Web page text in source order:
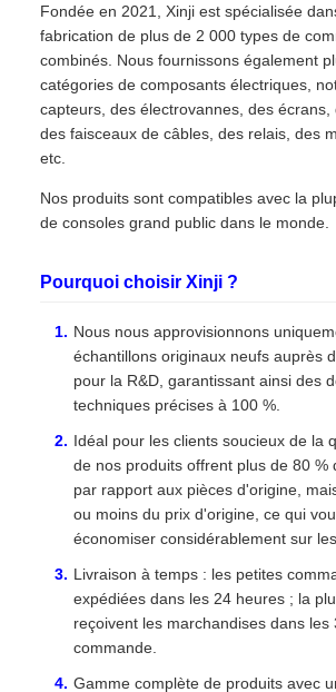
Fondée en 2021, Xinji est spécialisée
fabrication de plus de 2 000 types de
combinés. Nous fournissons également
catégories de composants électriques,
capteurs, des électrovannes, des écrans,
des faisceaux de câbles, des relais, des
etc.
Nos produits sont compatibles avec la
de consoles grand public dans le monde.
Pourquoi choisir Xinji ?
Nous nous approvisionnons
échantillons originaux neufs auprès
pour la R&D, garantissant ainsi des
techniques précises à 100 %.
Idéal pour les clients soucieux de la
de nos produits offrent plus de 80 %
par rapport aux pièces d'origine,
ou moins du prix d'origine, ce qui
économiser considérablement sur
Livraison à temps : les petites
expédiées dans les 24 heures ; la
reçoivent les marchandises dans les
commande.
Gamme complète de produits avec